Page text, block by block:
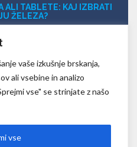
vaše izkušnje brskanja,
ali vsebine in analizo
vse" se strinjate z našo
vse
ALI TABLETE: KAJ IZBRATI
ŽELEZA?
Kratek odgovor: tablete
– LASER,
znamenj drugih kožnih